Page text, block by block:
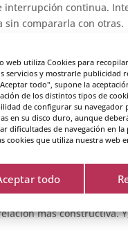
web utiliza Cookies para
servicios y mostrarle publicidad
todo", supone la
de los distintos tipos de
de configurar su navegador
en su disco duro, aunque
dificultades de navegación en
cookies que utiliza nuestra web
todo
interrupción continua.
compararla con otras.
amigos
pero no es el único.
hoy en día hemos
el potencial de
la formación
más constructiva.